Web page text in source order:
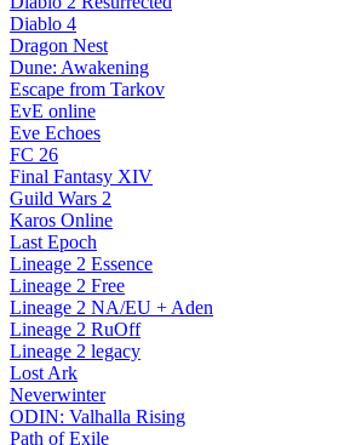
Diablo 4
Dragon Nest
Dune: Awakening
Escape from Tarkov
EvE online
Eve Echoes
FC 26
Final Fantasy XIV
Guild Wars 2
Karos Online
Last Epoch
Lineage 2 Essence
Lineage 2 Free
Lineage 2 NA/EU + Aden
Lineage 2 RuOff
Lineage 2 legacy
Lost Ark
Neverwinter
ODIN: Valhalla Rising
Path of Exile